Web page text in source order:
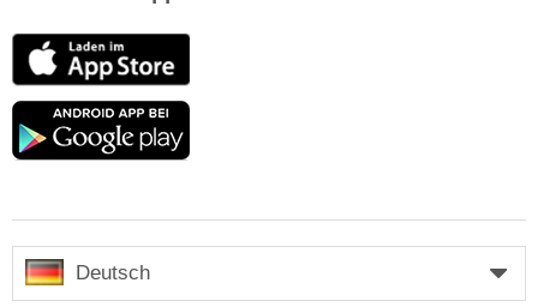
App
Store
Google
Deutsch